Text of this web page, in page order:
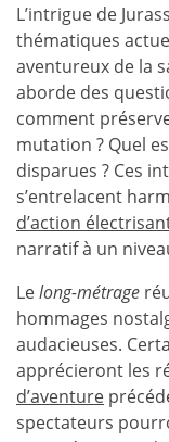
L’intrigue de
thématiques
aventureux de la
aborde des
comment
mutation ? Quel
disparues ? Ces
s’entrelacent
d’action
narratif à un
Lelong-métrage
hommages
audacieuses.
apprécieront les
d’aventure
spectateurs